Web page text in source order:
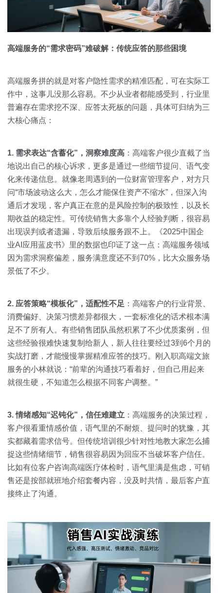
高端服务的“需求密码”难破解：传统应答的那些困境
高端服务拼的就是对客户隐性需求的精准匹配，可在实际工
作中，这事儿没那么容易。不少从业者都能感受到，行业里
普遍存在需求挖不深、应答太死板的问题，具体可归纳为三
大核心痛点：
1. 需求表达“含蓄化”，洞察难度高 ：高端客户很少直截了当
地说出自己的核心诉求，更多是通过一些细节提问、语气变
化来传递信息。就像老周遇到的一位财富管理客户，对方只
问“市场波动这么大，怎么才能保住资产不缩水”，但深入沟
通后才发现，客户真正在意的是风险控制的极致性，以及长
期收益的稳定性。可传统销售大多靠个人经验判断，很容易
出现误判或者遗漏，导致后续服务跟不上。《2025中国企
业AI应用蓝皮书》里的数据也印证了这一点：高端服务领域
因为需求洞察偏差，服务满意度还不到70%，比大众服务场
景低了不少。
2. 应答策略“模板化”，适配性不足 ：高端客户的行业背景、
消费偏好、决策习惯差异都很大，一套标准化的话术根本满
足不了所有人。有些销售团队虽然积累了不少优质案例，但
这些经验很难快速复制给新人，新人往往要经过3到6个月的
实战打磨，才能慢慢掌握精准应答的技巧。刚入职高端文旅
服务的小林就说：“前辈的沟通技巧看着好，但自己用起来
就很生硬，不知道怎么根据不同客户调整。”
3. 情绪感知“迟钝化”，信任难建立 ：高端服务的决策过程，
客户很看重情感价值，语气里的不耐烦、提问时的犹豫，其
实都藏着需求信号。但传统培训很少针对性地教大家怎么捕
捉这些情绪细节，销售很容易因为回应不当破坏客户信任。
比如有位客户咨询高端医疗体检时，语气里满是焦虑，可销
售还是按部就班地介绍套餐内容，没及时共情，最后客户直
接终止了沟通。